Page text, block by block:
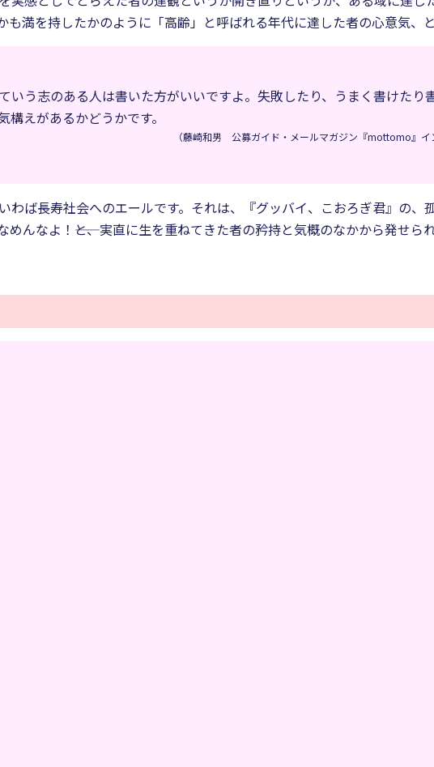
満を持したかのように「高齢」と呼ばれる年代に達した者の心意気、
いう志のある人は書いた方がいいですよ。失敗したり、うまく書けたり
えがあるかどうかです。
（藤崎和男 公募ガイド・メールマガジン『mottomo』イ
わば長寿社会へのエールです。それは、『グッバイ、こおろぎ君』の、
んなよ！――と、実直に生を重ねてきた者の矜持と気概のなかから発せ